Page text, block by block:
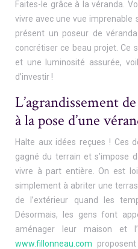
Faites-le grâce à la véranda.
vivre avec une vue imprenable
présent un poseur de
concrétiser ce beau projet. Ce
et une luminosité assurée,
d’investir !
L’agrandissement
à la pose d’une
Halte aux idées reçues ! Ces
gagné du terrain et s’impose
vivre à part entière. On est
simplement à abriter une
de l’extérieur quand les
Désormais, les gens font
aménager leur maison et
www.fillonneau.com